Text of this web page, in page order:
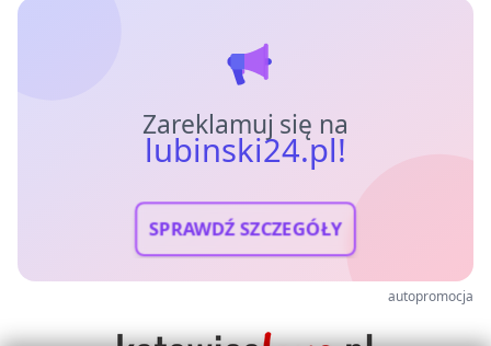
Zareklamuj się na
lubinski24.pl!
SPRAWDŹ SZCZEGÓŁY
autopromocja